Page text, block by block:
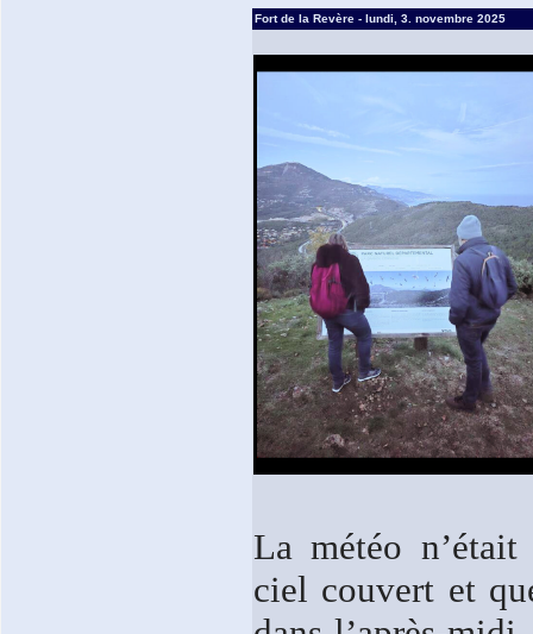
Fort de la Revère - lundi, 3. novembre 2025
La météo n’était
ciel couvert et